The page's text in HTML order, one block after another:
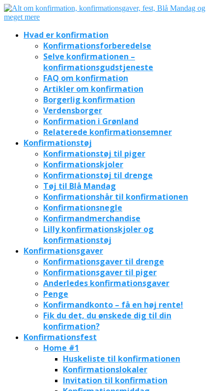
Hvad er konfirmation
Konfirmationsforberedelse
Selve konfirmationen –
konfirmationsgudstjeneste
FAQ om konfirmation
Artikler om konfirmation
Borgerlig konfirmation
Verdensborger
Konfirmation i Grønland
Relaterede konfirmationsemner
Konfirmationstøj
Konfirmationstøj til piger
Konfirmationskjoler
Konfirmationstøj til drenge
Tøj til Blå Mandag
Konfirmationshår til konfirmationen
Konfirmationsnegle
Konfirmandmerchandise
Lilly konfirmationskjoler og
konfirmationstøj
Konfirmationsgaver
Konfirmationsgaver til drenge
Konfirmationsgaver til piger
Anderledes konfirmationsgaver
Penge
Konfirmandkonto – få en høj rente!
Fik du det, du ønskede dig til din
konfirmation?
Konfirmationsfest
Home #1
Huskeliste til konfirmationen
Konfirmationslokaler
Invitation til konfirmation